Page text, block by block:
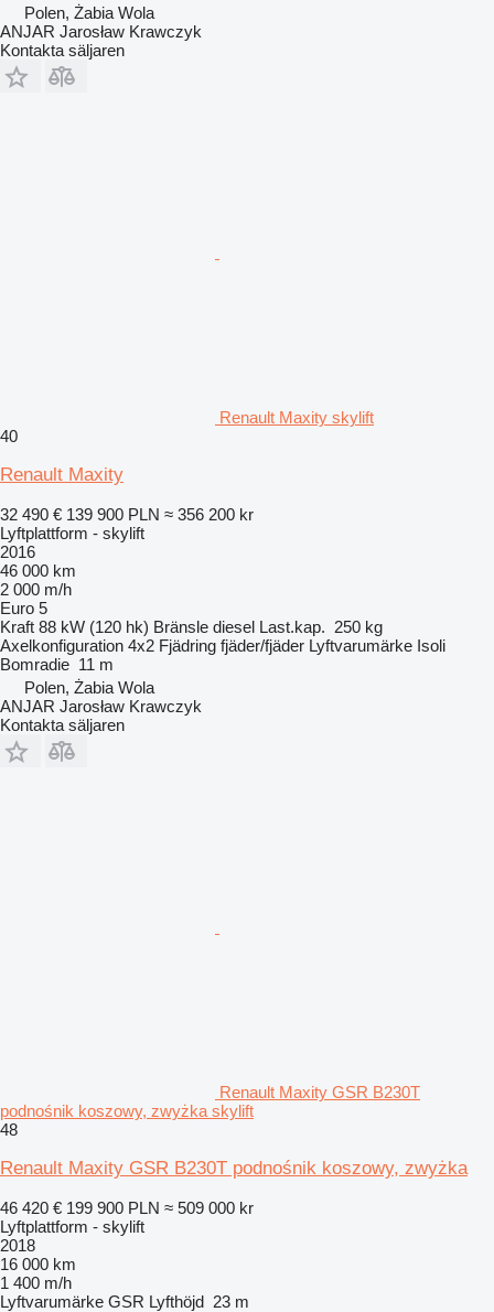
Polen, Żabia Wola
ANJAR Jarosław Krawczyk
Kontakta säljaren
Renault Maxity skylift
40
Renault Maxity
32 490 € 139 900 PLN ≈ 356 200 kr
Lyftplattform - skylift
2016
46 000 km
2 000 m/h
Euro 5
Kraft 88 kW (120 hk) Bränsle diesel Last.kap. 250 kg
Axelkonfiguration 4x2 Fjädring fjäder/fjäder Lyftvarumärke Isoli
Bomradie 11 m
Polen, Żabia Wola
ANJAR Jarosław Krawczyk
Kontakta säljaren
Renault Maxity GSR B230T
podnośnik koszowy, zwyżka skylift
48
Renault Maxity GSR B230T podnośnik koszowy, zwyżka
46 420 € 199 900 PLN ≈ 509 000 kr
Lyftplattform - skylift
2018
16 000 km
1 400 m/h
Lyftvarumärke GSR Lyfthöjd 23 m